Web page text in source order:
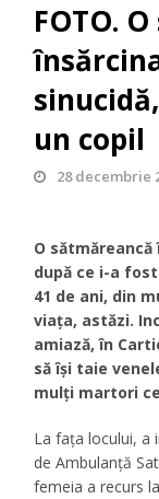
FOTO.
un copil
28 decembrie
O
după ce i-a
41 de ani, din
viața, astăzi.
amiază, în
să își taie
mulți martori
La fața locului, a
de Ambulanță
femeia a recurs